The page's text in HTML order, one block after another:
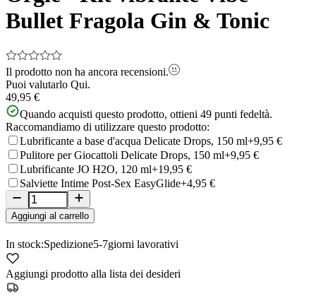
Bullet Fragola Gin & Tonic
Il prodotto non ha ancora recensioni.
Puoi valutarlo Qui.
49,95 €
Quando acquisti questo prodotto, ottieni 49 punti fedeltà.
Raccomandiamo di utilizzare questo prodotto:
Lubrificante a base d'acqua Delicate Drops, 150 ml+9,95 €
Pulitore per Giocattoli Delicate Drops, 150 ml+9,95 €
Lubrificante JO H2O, 120 ml+19,95 €
Salviette Intime Post-Sex EasyGlide+4,95 €
Aggiungi al carrello
In stock:Spedizione5-7giorni lavorativi
Aggiungi prodotto alla lista dei desideri